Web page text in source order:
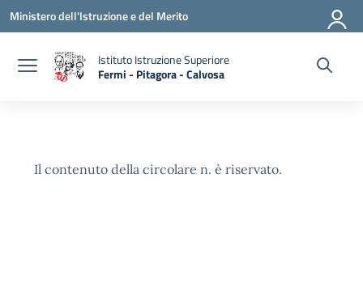
Vai ai contenuti
Vai al menu di navigazione
Vai al footer
Ministero dell'Istruzione e del Merito
Istituto Istruzione Superiore
Fermi - Pitagora - Calvosa
— Visita la pagina iniziale della scuola
Il contenuto della circolare n. è riservato.